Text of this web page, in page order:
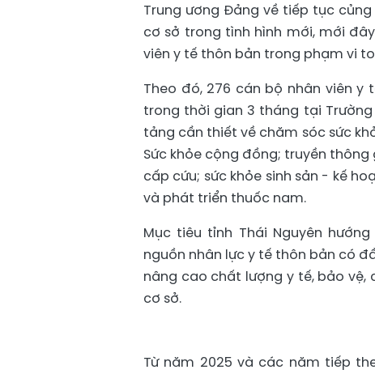
Trung ương Đảng về tiếp tục
cơ sở trong tình hình mới, mới
viên y tế thôn bản trong phạm vi
Theo đó, 276 cán bộ nhân viên
trong thời gian 3 tháng tại
tảng cần thiết về chăm sóc sức
Sức khỏe cộng đồng; truyền
cấp cứu; sức khỏe sinh sản - kế
và phát triển thuốc nam.
Mục tiêu tỉnh Thái Nguyên
nguồn nhân lực y tế thôn bản có
nâng cao chất lượng y tế, bảo vệ,
cơ sở.
Từ năm 2025 và các năm tiếp